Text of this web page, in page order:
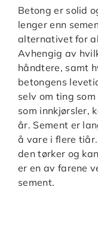
Betong er solid
lenger enn
alternativet for
Avhengig av
håndtere, samt
betongens
selv om ting
som innkjørsler,
år. Sement er
å vare i flere
den tørker og
er en av farene
sement.